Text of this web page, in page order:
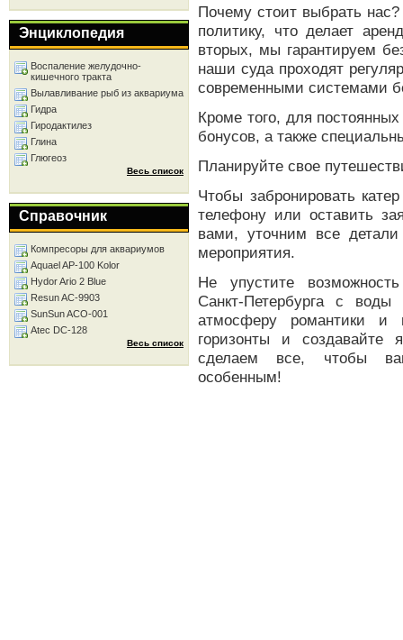
Почему стоит выбрать
политику, что делает
вторых, мы гарантируем
наши суда проходят
современными системами
Кроме того, для
бонусов, а также
Планируйте свое
Чтобы забронировать
телефону или оставить
вами, уточним все
мероприятия.
Не упустите
Санкт-Петербурга с
атмосферу романтики и
горизонты и
сделаем все, чтобы
особенным!
Энциклопедия
Воспаление желудочно-
кишечного тракта
Вылавливание рыб из аквариума
Гидра
Гиродактилез
Глина
Глюгеоз
Весь список
Справочник
Компресоры для аквариумов
Aquael AP-100 Kolor
Hydor Ario 2 Blue
Resun AC-9903
SunSun ACO-001
Atec DC-128
Весь список